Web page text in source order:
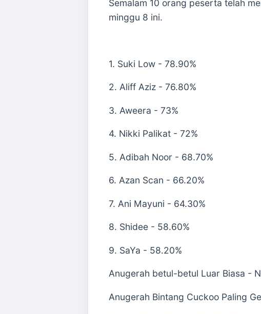
Semalam 10 orang peserta telah
minggu 8 ini.
1. Suki Low - 78.90%
2. Aliff Aziz - 76.80%
3. Aweera - 73%
4. Nikki Palikat - 72%
5. Adibah Noor - 68.70%
6. Azan Scan - 66.20%
7. Ani Mayuni - 64.30%
8. Shidee - 58.60%
9. SaYa - 58.20%
Anugerah betul-betul Luar Biasa -
Anugerah Bintang Cuckoo Paling